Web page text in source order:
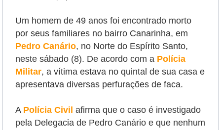
Um homem de 49 anos foi encontrado morto
por seus familiares no bairro Canarinha, em
Pedro Canário, no Norte do Espírito Santo,
neste sábado (8). De acordo com a Polícia
Militar, a vítima estava no quintal de sua casa e
apresentava diversas perfurações de faca.
A Polícia Civil afirma que o caso é investigado
pela Delegacia de Pedro Canário e que nenhum